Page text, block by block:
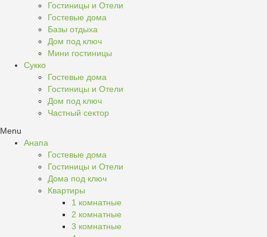
Гостиницы и Отели
Гостевые дома
Базы отдыха
Дом под ключ
Мини гостиницы
Сукко
Гостевые дома
Гостиницы и Отели
Дом под ключ
Частный сектор
Menu
Анапа
Гостевые дома
Гостиницы и Отели
Дома под ключ
Квартиры
1 комнатные
2 комнатные
3 комнатные